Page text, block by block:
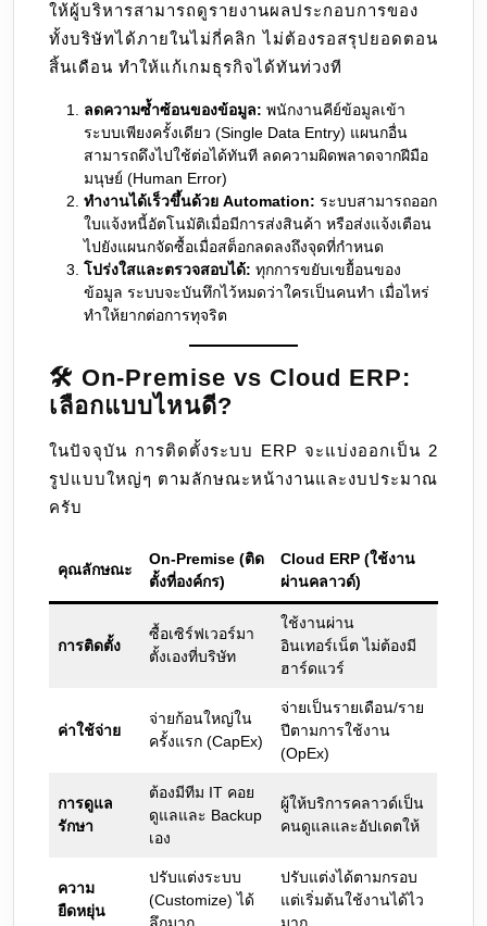
ให้ผู้บริหารสามารถดูรายงานผลประกอบการของ
ทั้งบริษัทได้ภายในไม่กี่คลิก ไม่ต้องรอสรุปยอดตอน
สิ้นเดือน ทำให้แก้เกมธุรกิจได้ทันท่วงที
ลดความซ้ำซ้อนของข้อมูล: พนักงานคีย์ข้อมูลเข้า
ระบบเพียงครั้งเดียว (Single Data Entry) แผนกอื่น
สามารถดึงไปใช้ต่อได้ทันที ลดความผิดพลาดจากฝีมือ
มนุษย์ (Human Error)
ทำงานได้เร็วขึ้นด้วย Automation: ระบบสามารถออก
ใบแจ้งหนี้อัตโนมัติเมื่อมีการส่งสินค้า หรือส่งแจ้งเตือน
ไปยังแผนกจัดซื้อเมื่อสต็อกลดลงถึงจุดที่กำหนด
โปร่งใสและตรวจสอบได้: ทุกการขยับเขยื้อนของ
ข้อมูล ระบบจะบันทึกไว้หมดว่าใครเป็นคนทำ เมื่อไหร่
ทำให้ยากต่อการทุจริต
🛠️ On-Premise vs Cloud ERP:
เลือกแบบไหนดี?
ในปัจจุบัน การติดตั้งระบบ ERP จะแบ่งออกเป็น 2
รูปแบบใหญ่ๆ ตามลักษณะหน้างานและงบประมาณ
ครับ
คุณลักษณะ
On-Premise (ติด
ตั้งที่องค์กร)
Cloud ERP (ใช้งาน
ผ่านคลาวด์)
การติดตั้ง
ซื้อเซิร์ฟเวอร์มา
ตั้งเองที่บริษัท
ใช้งานผ่าน
อินเทอร์เน็ต ไม่ต้องมี
ฮาร์ดแวร์
ค่าใช้จ่าย
จ่ายก้อนใหญ่ใน
ครั้งแรก (CapEx)
จ่ายเป็นรายเดือน/ราย
ปีตามการใช้งาน
(OpEx)
การดูแล
รักษา
ต้องมีทีม IT คอย
ดูแลและ Backup
เอง
ผู้ให้บริการคลาวด์เป็น
คนดูแลและอัปเดตให้
ความ
ยืดหยุ่น
ปรับแต่งระบบ
(Customize) ได้
ปรับแต่งได้ตามกรอบ
แต่เริ่มต้นใช้งานได้ไว